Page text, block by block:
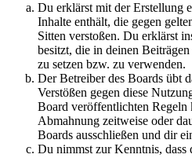
Du erklärst mit der Erstellung
Inhalte enthält, die gegen
Sitten verstoßen. Du erklärst
besitzt, die in deinen
zu setzen bzw. zu verwenden.
Der Betreiber des Boards übt
Verstößen gegen diese
Board veröffentlichten Regeln
Abmahnung zeitweise oder
Boards ausschließen und dir
Du nimmst zur Kenntnis, dass